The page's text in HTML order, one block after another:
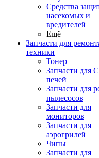
Средства
насекомых и
вредителей
Ещё
Запчасти для
техники
Тонер
Запчасти для
печей
Запчасти для
пылесосов
Запчасти для
мониторов
Запчасти для
аэрогрилей
Чипы
Запчасти для